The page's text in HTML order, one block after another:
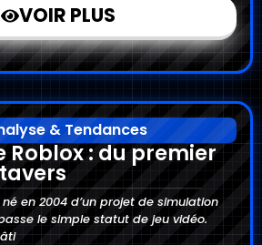
VOIR PLUS
& Tendances
Roblox : du premier
en 2004 d’un projet de simulation
le simple statut de jeu vidéo.